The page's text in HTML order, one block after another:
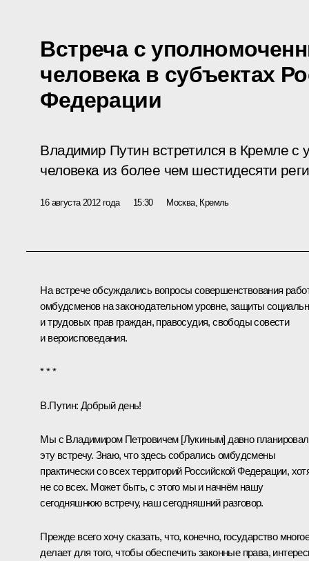
Встреча с
человека в субъектах
Федерации
Владимир Путин встретился в Кремле
человека из более чем шестидесяти
16 августа 2012 года 15:30 Москва, Кремль
На встрече обсуждались вопросы совершенствования
омбудсменов на законодательном уровне, защиты
и трудовых прав граждан, правосудия, свободы совести
и вероисповедания.
* * *
В.Путин: Добрый день!
Мы с Владимиром Петровичем [Лукиным] давно
эту встречу. Знаю, что здесь собрались омбудсмены
практически со всех территорий Российской Федерации,
не со всех. Может быть, с этого мы и начнём нашу
сегодняшнюю встречу, наш сегодняшний разговор.
Прежде всего хочу сказать, что, конечно, государство многое
делает для того, чтобы обеспечить законные права,